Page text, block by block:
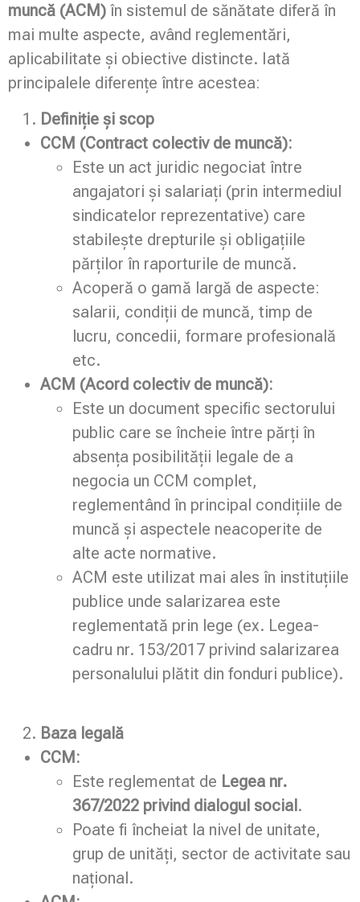
muncă (ACM) în sistemul de sănătate diferă în
mai multe aspecte, având reglementări,
aplicabilitate și obiective distincte. Iată
principalele diferențe între acestea:
Definiție și scop
CCM (Contract colectiv de muncă):
Este un act juridic negociat între
angajatori și salariați (prin intermediul
sindicatelor reprezentative) care
stabilește drepturile și obligațiile
părților în raporturile de muncă.
Acoperă o gamă largă de aspecte:
salarii, condiții de muncă, timp de
lucru, concedii, formare profesională
etc.
ACM (Acord colectiv de muncă):
Este un document specific sectorului
public care se încheie între părți în
absența posibilității legale de a
negocia un CCM complet,
reglementând în principal condițiile de
muncă și aspectele neacoperite de
alte acte normative.
ACM este utilizat mai ales în instituțiile
publice unde salarizarea este
reglementată prin lege (ex. Legea-
cadru nr. 153/2017 privind salarizarea
personalului plătit din fonduri publice).
Baza legală
CCM:
Este reglementat de Legea nr.
367/2022 privind dialogul social.
Poate fi încheiat la nivel de unitate,
grup de unități, sector de activitate sau
național.